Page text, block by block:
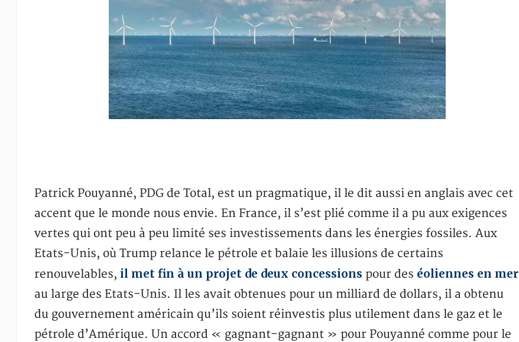
Patrick Pouyanné, PDG de Total, est un pragmatique, il le dit aussi en anglais avec cet
accent que le monde nous envie. En France, il s’est plié comme il a pu aux exigences
vertes qui ont peu à peu limité ses investissements dans les énergies fossiles. Aux
Etats-Unis, où Trump relance le pétrole et balaie les illusions de certains
renouvelables, il met fin à un projet de deux concessions pour des éoliennes en mer
au large des Etats-Unis. Il les avait obtenues pour un milliard de dollars, il a obtenu
du gouvernement américain qu’ils soient réinvestis plus utilement dans le gaz et le
pétrole d’Amérique. Un accord « gagnant-gagnant » pour Pouyanné comme pour le